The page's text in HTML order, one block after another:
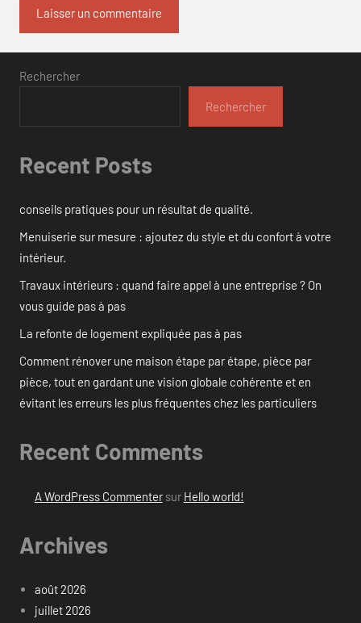
Rechercher
Rechercher
Recent Posts
conseils pratiques pour un résultat de qualité.
Menuiserie sur mesure : ajoutez du style et du confort à votre
intérieur.
Travaux intérieurs : quand faire appel à une entreprise ? On
vous guide pas à pas
La refonte de logement expliquée pas à pas
Comment rénover une maison étape par étape, pièce par
pièce, tout en gardant une vision globale cohérente et en
évitant les erreurs les plus fréquentes chez les particuliers
Recent Comments
A WordPress Commentersur Hello world!
Archives
août 2026
juillet 2026